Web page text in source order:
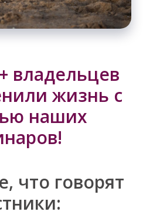
владельцев
жизнь с
наших
что говорят